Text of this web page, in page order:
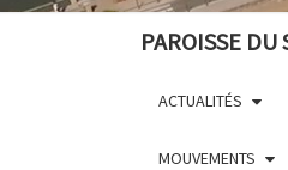
PAROISSE DU
ACTUALITÉS
MOUVEMENTS